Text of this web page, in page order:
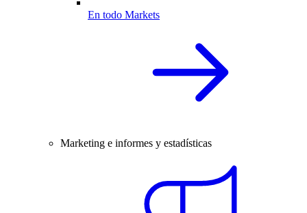
En todo Markets
Marketing e informes y estadísticas